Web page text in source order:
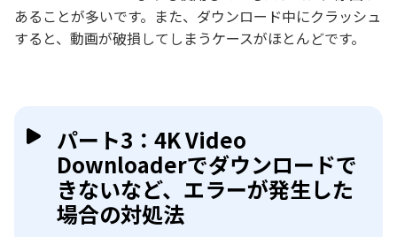
あることが多いです。また、ダウンロード中にクラッシュ
すると、動画が破損してしまうケースがほとんどです。
パート3：4K Video
Downloaderでダウンロードで
きないなど、エラーが発生した
場合の対処法